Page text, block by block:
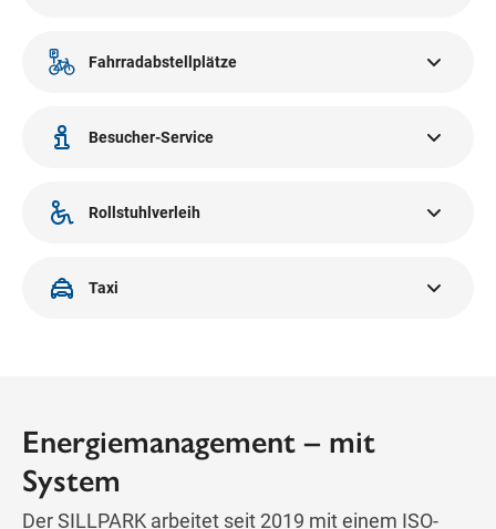
Innsbruck, diese befinden sich in der Tiefgarage.
Fahrradabstellplätze
rund um das Gebäude.
Besucher-Service
Service im SILLPARK im 1. Obergeschoss. Ausgabe und
Verkauf von „Zehner Geschenkgutscheinen“.
Rollstuhlverleih
Besucher-Service im 1. OG des SILLPARK.
Taxi
Energiemanagement – mit
System
Der SILLPARK arbeitet seit 2019 mit einem ISO-